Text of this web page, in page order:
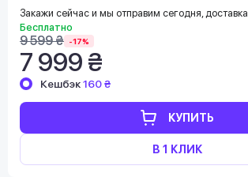
Закажи сейчас и мы отправим сегодня, доставка
Бесплатно
9 599 ₴ -17%
7 999 ₴
КУПИТЬ
В 1 КЛИК
Кешбэк160 ₴